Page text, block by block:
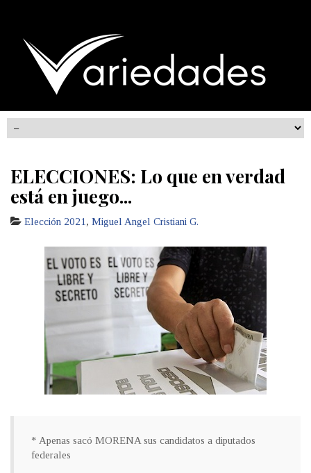
ELECCIONES: Lo que en verdad
está en juego...
Elección 2021 , Miguel Angel Cristiani G.
* Apenas sacó MORENA sus candidatos a diputados
federales